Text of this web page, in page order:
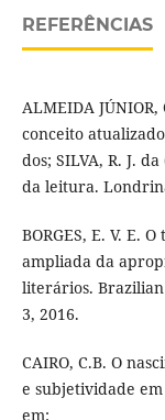
REFERÊNCIAS
ALMEIDA
conceito
dos; SILVA, R. J.
da leitura.
BORGES, E. V. E.
ampliada da
literários.
3, 2016.
CAIRO, C.B. O
e subjetividade em
em: